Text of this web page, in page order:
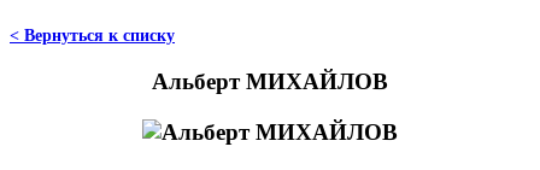
< Вернуться к списку
Альберт МИХАЙЛОВ